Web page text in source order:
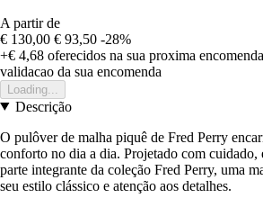
A partir de
€ 130,00 € 93,50 -28%
+€ 4,68 oferecidos na sua proxima encomenda
validacao da sua encomenda
Loading...
Descrição
O pulôver de malha piquê de Fred Perry
conforto no dia a dia. Projetado com cuidado,
parte integrante da coleção Fred Perry, uma
seu estilo clássico e atenção aos detalhes.